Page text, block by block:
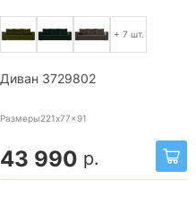
+ 7 шт.
Диван 3729802
Размеры221x77x91
43 990 р.